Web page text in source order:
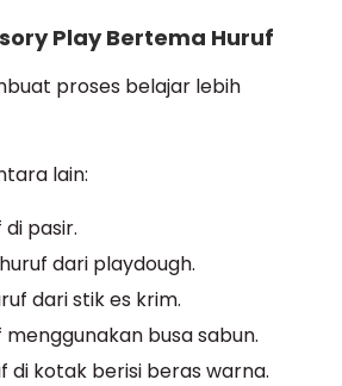
Play Bertema Huruf
proses belajar lebih
lain:
di pasir.
dari playdough.
dari stik es krim.
menggunakan busa sabun.
di kotak berisi beras warna.